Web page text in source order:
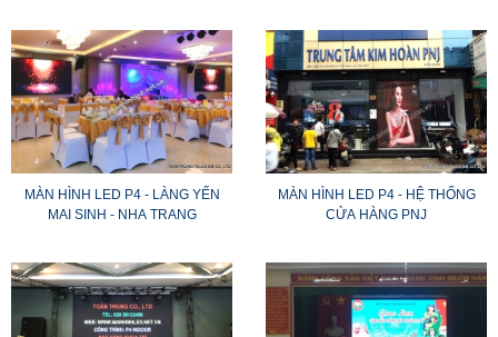
MÀN HÌNH LED P4 - LÀNG YẾN
MAI SINH - NHA TRANG
MÀN HÌNH LED P4 - HỆ THỐNG
CỬA HÀNG PNJ